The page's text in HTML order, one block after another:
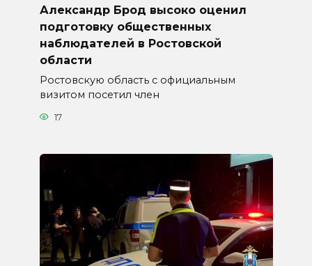
Александр Брод высоко оценил
подготовку общественных
наблюдателей в Ростовской
области
Ростовскую область с официальным
визитом посетил член
17